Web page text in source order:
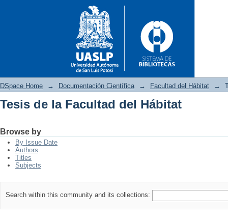
DSpace Home → Documentación Científica → Facultad del Hábitat →
Tesis de la Facultad del Hábitat
Browse by
By Issue Date
Authors
Titles
Subjects
Search within this community and its collections: